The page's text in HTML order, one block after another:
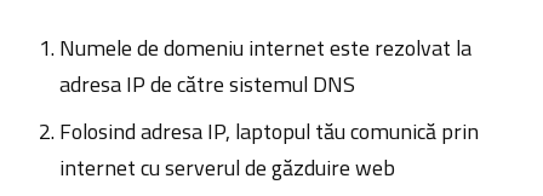
Numele de domeniu internet este rezolvat la
adresa IP de către sistemul DNS
Folosind adresa IP, laptopul tău comunică prin
internet cu serverul de găzduire web